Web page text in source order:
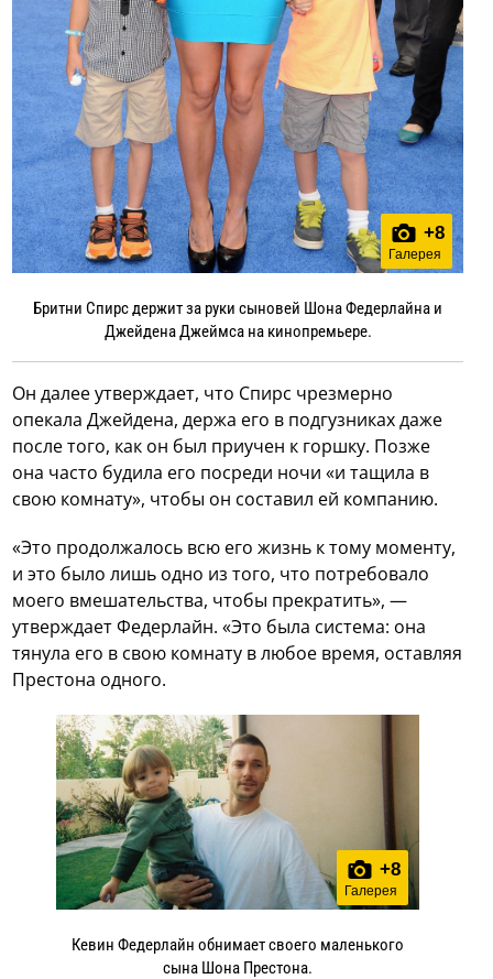
+8
Галерея
Бритни Спирс держит за руки сыновей Шона Федерлайна и
Джейдена Джеймса на кинопремьере.
Он далее утверждает, что Спирс чрезмерно
опекала Джейдена, держа его в подгузниках даже
после того, как он был приучен к горшку. Позже
она часто будила его посреди ночи «и тащила в
свою комнату», чтобы он составил ей компанию.
«Это продолжалось всю его жизнь к тому моменту,
и это было лишь одно из того, что потребовало
моего вмешательства, чтобы прекратить», —
утверждает Федерлайн. «Это была система: она
тянула его в свою комнату в любое время, оставляя
Престона одного.
+8
Галерея
Кевин Федерлайн обнимает своего маленького
сына Шона Престона.